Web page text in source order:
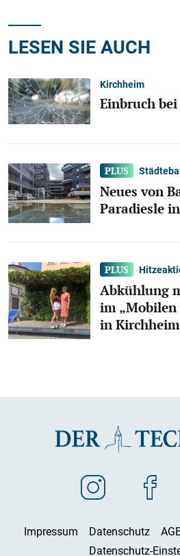
LESEN SIE AUCH
Kirchheim
Einbruch
Neues von
Paradiesle
Abkühlung
im „Mobilen
in Kirchheim
Impressum Datenschutz
Datenschutz-